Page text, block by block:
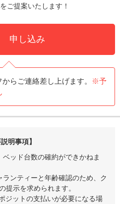
ご提案いたします！
申し込み
らご連絡差し上げます。
※予
説明事項】
ッド台数の確約ができかねま
ンティーと年齢確認のため、ク
提示を求められます。
ジットの支払いが必要になる場